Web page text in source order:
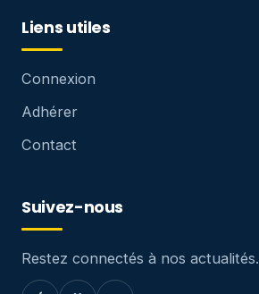
Liens utiles
Connexion
Adhérer
Contact
Suivez-nous
Restez connectés à nos actualités.